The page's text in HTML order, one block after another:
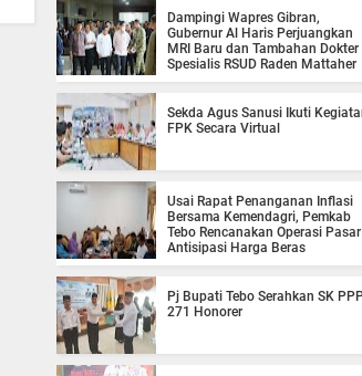
Dampingi Wapres Gibran,
Gubernur Al Haris Perjuangkan
MRI Baru dan Tambahan Dokter
Spesialis RSUD Raden Mattaher
Sekda Agus Sanusi Ikuti
FPK Secara Virtual
Usai Rapat Penanganan Inflasi
Bersama Kemendagri, Pemkab
Tebo Rencanakan Operasi Pasar
Antisipasi Harga Beras
Pj Bupati Tebo Serahkan SK
271 Honorer